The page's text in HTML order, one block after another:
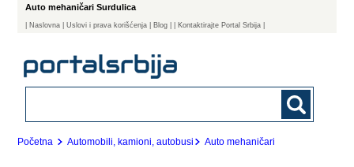
Auto mehaničari Surdulica
Naslovna | Uslovi i prava korišćenja Blog | Kontaktirajte Portal Srbija |
Početna Automobili, kamioni, autobusi Auto mehaničari